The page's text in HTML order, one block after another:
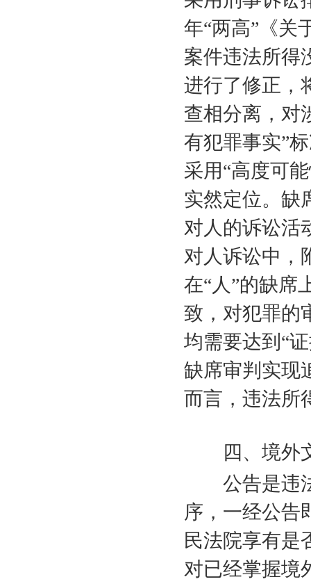
年“两高”《关
案件违法所得
进行了修正，
查相分离，对
有犯罪事实”
采用“高度可
实然定位。缺
对人的诉讼活
对人诉讼中，
在“人”的缺席
致，对犯罪的
均需要达到“
缺席审判实现
而言，违法所
四、境外
公告是违
序，一经公告
民法院享有是
对已经掌握境